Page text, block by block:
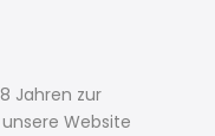
Jahren zur
Website